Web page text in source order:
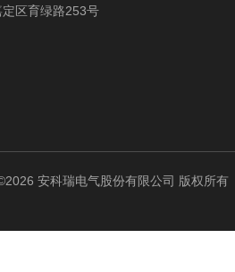
区育绿路253号
安科瑞电气股份有限公司 版权所